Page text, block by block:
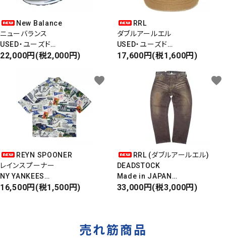
New Balance
ニューバランス
USED・ユーズド
Made In England
22,000円(税2,000円)
RRL
ダブルアールエル
USED・ユーズド
6PANEL CAP
17,600円(税1,600円)
REYN SPOONER
レインスプーナー
NY YANKEES
ニューヨークヤンキース
16,500円(税1,500円)
favorite
RRL (ダブルアールエル)
DEADSTOCK
Made in JAPAN
DAMAGE DENIM PANTS
33,000円(税3,000円)
favorite
売れ筋商品